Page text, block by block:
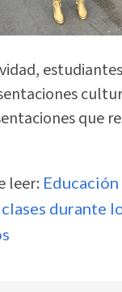
que
leer:
durante